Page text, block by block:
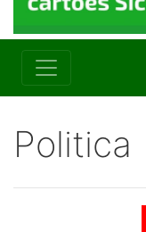
Politica